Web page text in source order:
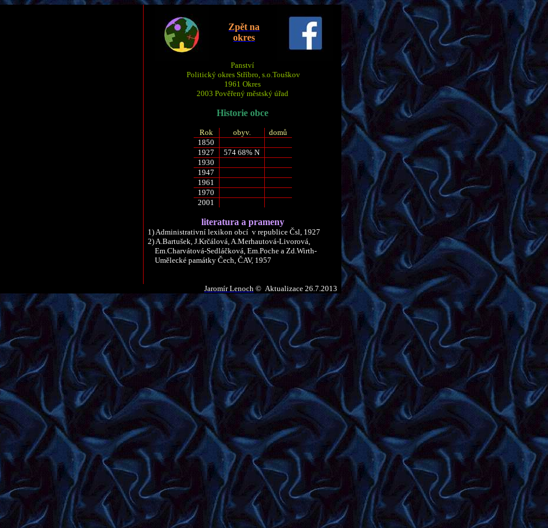
Zpětna
okres
Panství
Politický okres Stříbro, s.o.Touškov
1961 Okres
2003 Pověřený městský úřad
Historie obce
Rok obyv.
domů
1850
1927
574 68% N
1930
1947
1961
1970
2001
literatura a prameny
1) Administrativní lexikon obcí v republiceČsl, 1927
2)A.Bartušek,J.Krčálová,A.Merhautová-Livorová,
Em.Charvátová-Sedláčková, Em.Pochea Zd.Wirth-
Umělecké památky Čech, ČAV, 1957
Jaromír Lenoch© Aktualizace 26.7.2013